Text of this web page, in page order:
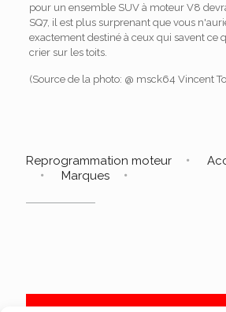
pour un ensemble SUV à moteur V8
SQ7, il est plus surprenant que vous
exactement destiné à ceux qui savent ce
crier sur les toits.
(Source de la photo: @ msck64 Vincent
Reprogrammation moteur
Marques